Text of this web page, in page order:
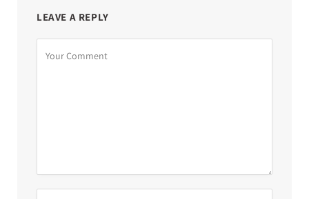
LEAVE A REPLY